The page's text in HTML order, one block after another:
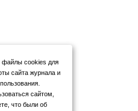
cookies для
сайта журнала и
сайтом,
что были об